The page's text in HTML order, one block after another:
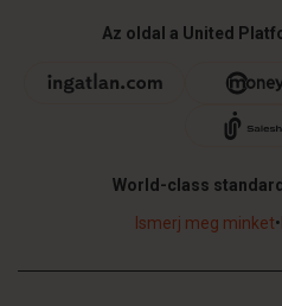
Az oldal a United
World-class
Ismerj meg minket•